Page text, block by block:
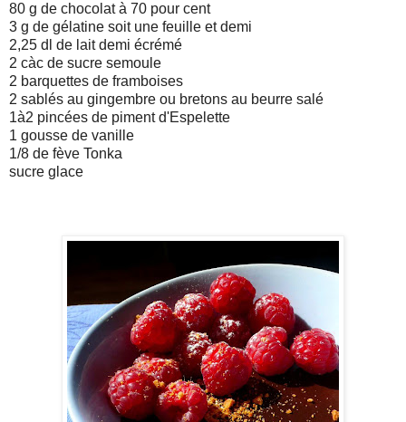
80 g de chocolat à 70 pour cent
3 g de gélatine soit une feuille et demi
2,25 dl de lait demi écrémé
2 càc de sucre semoule
2 barquettes de framboises
2 sablés au gingembre ou bretons au beurre salé
1à2 pincées de piment d'Espelette
1 gousse de vanille
1/8 de fève Tonka
sucre glace